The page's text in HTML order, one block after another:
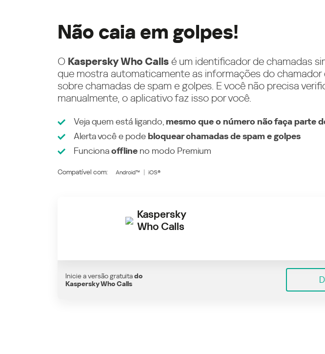
Não caia em golpes!
O Kaspersky Who Calls é um identificador de chamadas
que mostra automaticamente as informações do chamador
sobre chamadas de spam e golpes. E você não precisa
manualmente, o aplicativo faz isso por você.
Veja quem está ligando, mesmo que o número não faça parte
Alerta você e podebloquear chamadas de spam e golpes
Funcionaoffline no modo Premium
Compatível com: Android™ iOS®
Kaspersky
Who Calls
Inicie a versão gratuitado
Kaspersky Who Calls